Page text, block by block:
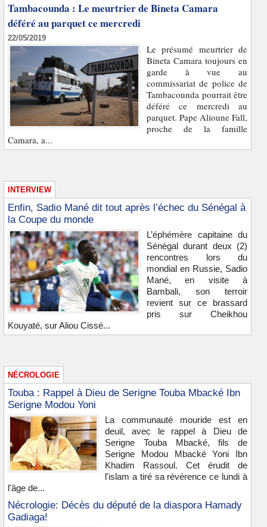
Tambacounda : Le meurtrier de Bineta Camara
déféré au parquet ce mercredi
22/05/2019
Le présumé meurtrier de
Bineta Camara toujours en
garde à vue au
commissariat de police de
Tambacounda pourrait être
déféré ce mercredi au
parquet. Pape Alioune Fall,
proche de la famille
Camara, a...
INTERVIEW
Enfin, Sadio Mané dit tout après l’échec du Sénégal à
la Coupe du monde
L’éphémère capitaine du
Sénégal durant deux (2)
rencontres lors du
mondial en Russie, Sadio
Mané, en visite à
Bambali, son terroir
revient sur ce brassard
pris sur Cheikhou
Kouyaté, sur Aliou Cissé...
NÉCROLOGIE
Touba : Rappel à Dieu de Serigne Touba Mbacké Ibn
Serigne Modou Yoni
La communauté mouride est en
deuil, avec le rappel à Dieu de
Serigne Touba Mbacké, fils de
Serigne Modou Mbacké Yoni Ibn
Khadim Rassoul. Cet érudit de
l'islam a tiré sa révérence ce lundi à
l'âge de...
Nécrologie: Décès du député de la diaspora Hamady
Gadiaga!